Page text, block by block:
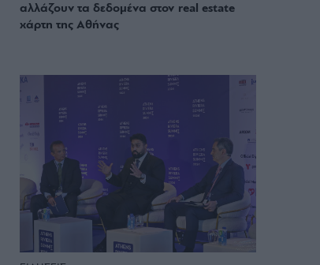
αλλάζουν τα δεδομένα στον real estate
χάρτη της Αθήνας